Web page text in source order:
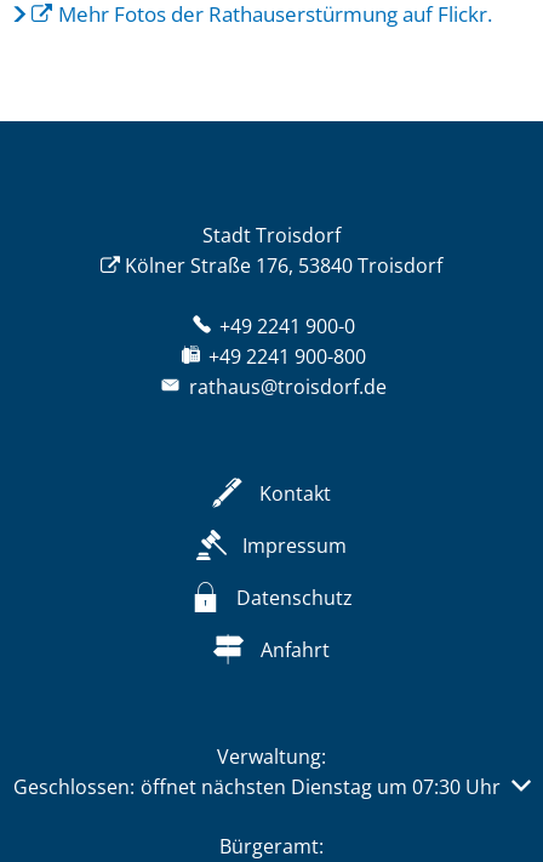
Mehr Fotos der Rathauserstürmung auf Flickr.
Stadt Troisdorf
Kölner Straße 176, 53840 Troisdorf
+49 2241 900-0
+49 2241 900-800
rathaus@troisdorf.de
Kontakt
Impressum
Datenschutz
Anfahrt
Verwaltung:
Klicken, um weitere Öffnungs- oder Schließzeiten
Geschlossen: öffnet nächsten Dienstag um 07:30 Uhr
Bürgeramt: